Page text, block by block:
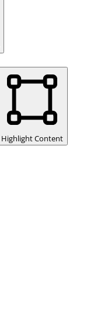
Highlight Content